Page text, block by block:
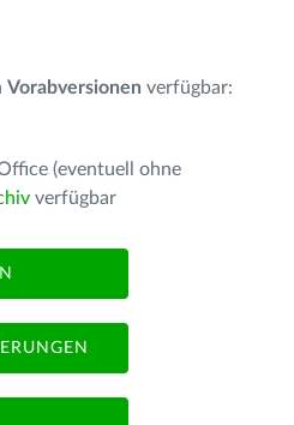
Vorabversionen verfügbar:
(eventuell ohne
verfügbar